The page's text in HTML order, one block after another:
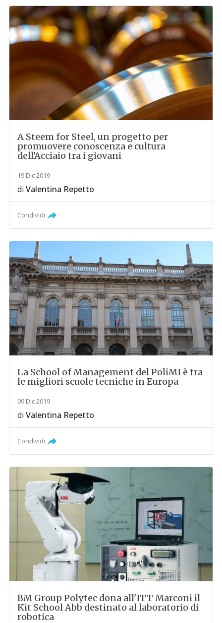
A Steem for Steel, un progetto per
promuovere conoscenza e cultura
dell'Acciaio tra i giovani
19 Dic 2019
diValentina Repetto
Condividi
La School of Management del PoliMI è tra
le migliori scuole tecniche in Europa
09 Dic 2019
diValentina Repetto
Condividi
BM Group Polytec dona all'ITT Marconi il
Kit School Abb destinato al laboratorio di
robotica